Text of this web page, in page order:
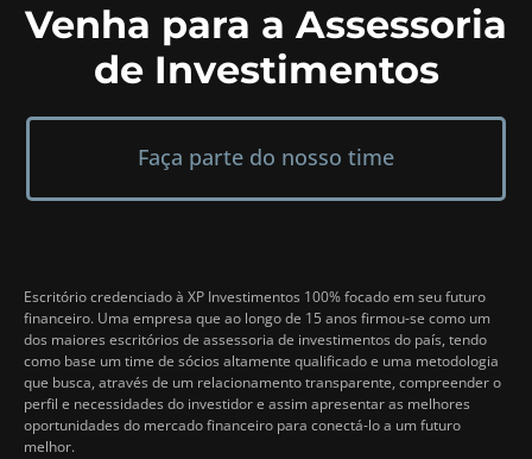
Venha para a Assessoria
de Investimentos
Faça parte do nosso time
Escritório credenciado à XP Investimentos 100% focado em seu futuro
financeiro. Uma empresa que ao longo de 15 anos firmou-se como um
dos maiores escritórios de assessoria de investimentos do país, tendo
como base um time de sócios altamente qualificado e uma metodologia
que busca, através de um relacionamento transparente, compreender o
perfil e necessidades do investidor e assim apresentar as melhores
oportunidades do mercado financeiro para conectá-lo a um futuro
melhor.